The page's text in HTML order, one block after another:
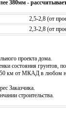
380мм -
2,5-2,8 (от
2,3-2,8 (от
проекта дома.
состояния грунтов,
50 км от МКАД в любом
Заказчика.
строительства.